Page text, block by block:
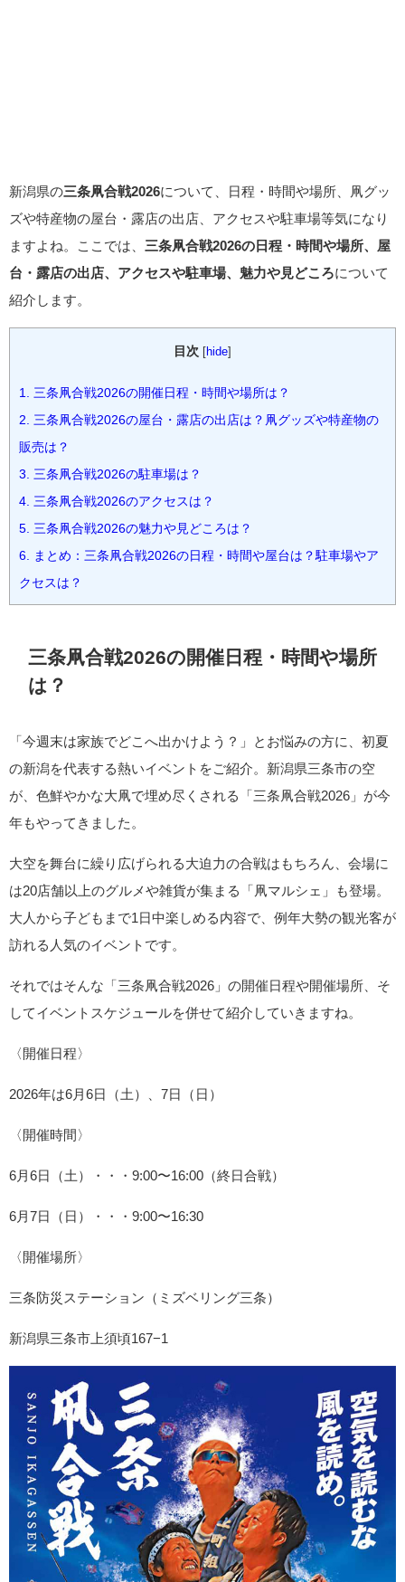
新潟県の三条凧合戦2026について、日程・時間や場所、凧グッ
ズや特産物の屋台・露店の出店、アクセスや駐車場等気になり
ますよね。ここでは、 三条凧合戦2026の日程・時間や場所、屋
台・露店の出店、アクセスや駐車場、魅力や見どころについて
紹介します。
目次 hide
1. 三条凧合戦2026の開催日程・時間や場所は？
2. 三条凧合戦2026の屋台・露店の出店は？凧グッズや特産物の
販売は？
3. 三条凧合戦2026の駐車場は？
4. 三条凧合戦2026のアクセスは？
5. 三条凧合戦2026の魅力や見どころは？
6. まとめ：三条凧合戦2026の日程・時間や屋台は？駐車場やア
クセスは？
三条凧合戦2026の開催日程・時間や場所
は？
「今週末は家族でどこへ出かけよう？」とお悩みの方に、初夏
の新潟を代表する熱いイベントをご紹介。新潟県三条市の空
が、色鮮やかな大凧で埋め尽くされる「三条凧合戦2026」が今
年もやってきました。
大空を舞台に繰り広げられる大迫力の合戦はもちろん、会場に
は20店舗以上のグルメや雑貨が集まる「凧マルシェ」も登場。
大人から子どもまで1日中楽しめる内容で、例年大勢の観光客が
訪れる人気のイベントです。
それではそんな「三条凧合戦2026」の開催日程や開催場所、そ
してイベントスケジュールを併せて紹介していきますね。
〈開催日程〉
2026年は6月6日（土）、7日（日）
〈開催時間〉
6月6日（土）・・・9:00〜16:00（終日合戦）
6月7日（日）・・・9:00〜16:30
〈開催場所〉
三条防災ステーション（ミズベリング三条）
新潟県三条市上須頃167−1